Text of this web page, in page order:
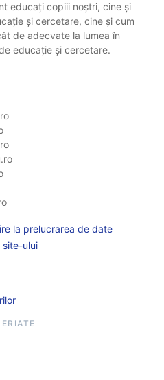
educați copiii noștri, cine și
și cercetare, cine și cum
de adecvate la lumea în
educație și cercetare.
la prelucrarea de date
site-ului